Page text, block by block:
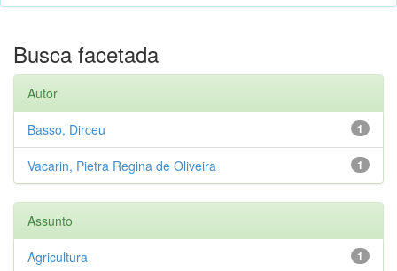
Busca facetada
Autor
1
Basso, Dirceu
1
Vacarin, Pietra Regina de Oliveira
Assunto
1
Agricultura